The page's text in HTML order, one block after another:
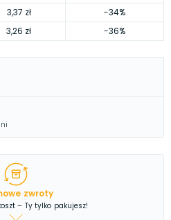
3,37 zł
-34%
3,26 zł -36%
zwroty
– Ty tylko pakujesz!